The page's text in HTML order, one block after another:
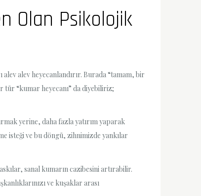
Olan Psikolojik
alev heyecanlandırır. Burada “tamam, bir
tür “kumar heyecanı” da diyebiliriz;
yerine, daha fazla yatırım yaparak
isteği ve bu döngü, zihnimizde yankılar
sanal kumarın cazibesini artırabilir.
ve kuşaklar arası